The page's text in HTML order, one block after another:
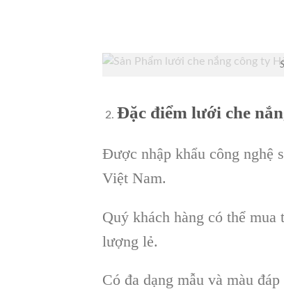
Đặc điểm lưới che
Được nhập khẩu công nghệ
Việt Nam.
Quý khách hàng có thể
lượng lẻ.
Có đa dạng mẫu và màu